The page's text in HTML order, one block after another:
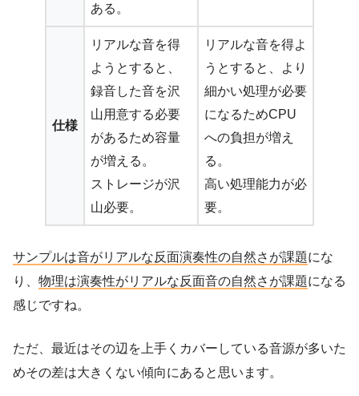
ある。
仕様
リアルな音を得
ようとすると、
録音した音を沢
山用意する必要
があるため容量
が増える。
ストレージが沢
山必要。
リアルな音を得よ
うとすると、より
細かい処理が必要
になるためCPU
への負担が増え
る。
高い処理能力が必
要。
サンプルは音がリアルな反面演奏性の自然さが課題にな
り、 物理は演奏性がリアルな反面音の自然さが課題になる
感じですね。
ただ、最近はその辺を上手くカバーしている音源が多いた
めその差は大きくない傾向にあると思います。